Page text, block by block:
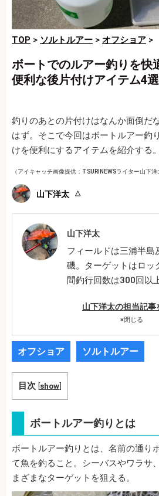
TOP > ソルトルアー > オフショア >
ボートでのルアー釣りを快
便利な後片付けアイテム4選
釣りのあとの片付けはなんか面倒だ
はず。そこで今回はボートルアー釣
けを便利にするアイテムを紹介する。
（アイキャッチ画像提供：TSURINEWSライター山下洋
山下洋太
山下洋太
フィールドは三浦半島
磯。ターゲットはロッ
間釣行回数は300回以上
山下洋太の担当記事
×閉じる
オフショア ソルトルアー
目次 [show]
ボートルアー釣りとは
ボートルアー釣りとは、名前の通り
て魚を釣ること。シーバスやワラサ
まざまなターゲットを狙える。